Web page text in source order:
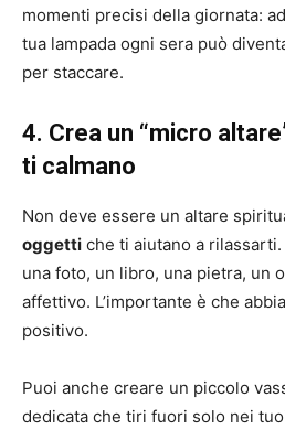
momenti precisi della giornata:
tua lampada ogni sera può
per staccare.
4. Crea un “micro
ti calmano
Non deve essere un altare
oggetti che ti aiutano a
una foto, un libro, una pietra, un
affettivo. L’importante è che
positivo.
Puoi anche creare un piccolo
dedicata che tiri fuori solo nei